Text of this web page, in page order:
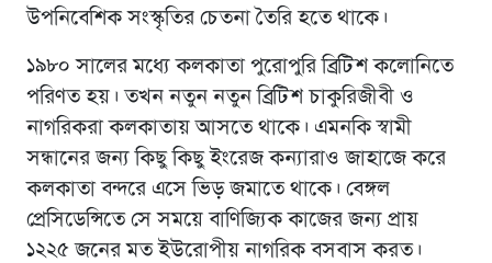
উপনিবেশিক সংস্কৃতির চেতনা তৈরি হতে থাকে।
১৯৮০ সালের মধ্যে কলকাতা পুরোপুরি ব্রিটিশ কলোনিতে
পরিণত হয়। তখন নতুন নতুন ব্রিটিশ চাকুরিজীবী ও
নাগরিকরা কলকাতায় আসতে থাকে। এমনকি স্বামী
সন্ধানের জন্য কিছু কিছু ইংরেজ কন্যারাও জাহাজে করে
কলকাতা বন্দরে এসে ভিড় জমাতে থাকে। বেঙ্গল
প্রেসিডেন্সিতে সে সময়ে বাণিজ্যিক কাজের জন্য প্রায়
১২২৫ জনের মত ইউরোপীয় নাগরিক বসবাস করত।